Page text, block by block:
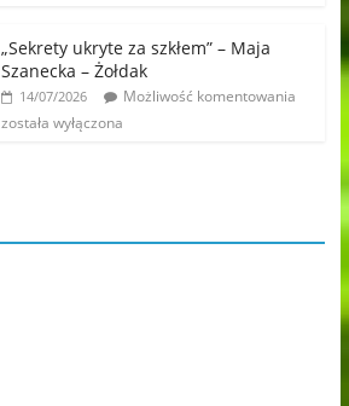
„Sekrety ukryte za szkłem” – Maja
Szanecka – Żołdak
14/07/2026
Możliwość komentowania
została wyłączona